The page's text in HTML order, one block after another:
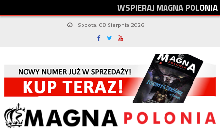
WSPIERAJMAGNAPOLONIA
Sobota, 08 Sierpnia 2026